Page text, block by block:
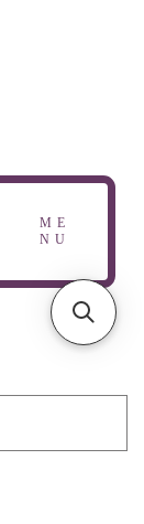
ME
NU